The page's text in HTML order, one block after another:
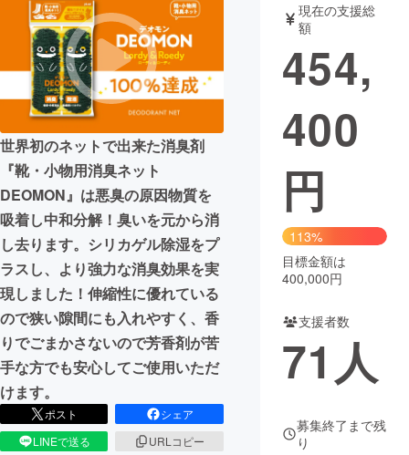
テクノロジー・ガジェット
映像・映画 書籍・雑誌
ビジネス・起業 チャレンジ
まちづくり・地域活性化
CAMPFIRE for Social Good
CAMPFIRE Creation
CAMPFIREふるさと納税machi-ya コミュニティ
世界初のネットで出来た消臭剤
『靴・小物用消臭ネット
DEOMON』は悪臭の原因物質を
吸着し中和分解！臭いを元から消
し去ります。シリカゲル除湿をプ
ラスし、より強力な消臭効果を実
現しました！伸縮性に優れている
ので狭い隙間にも入れやすく、香
りでごまかさないので芳香剤が苦
手な方でも安心してご使用いただ
けます。
ポスト
シェア
LINEで送る
URLコピー
現在の支援総
額
454,
400
円
113%
目標金額は
400,000円
支援者数
71 人
募集終了まで残
り